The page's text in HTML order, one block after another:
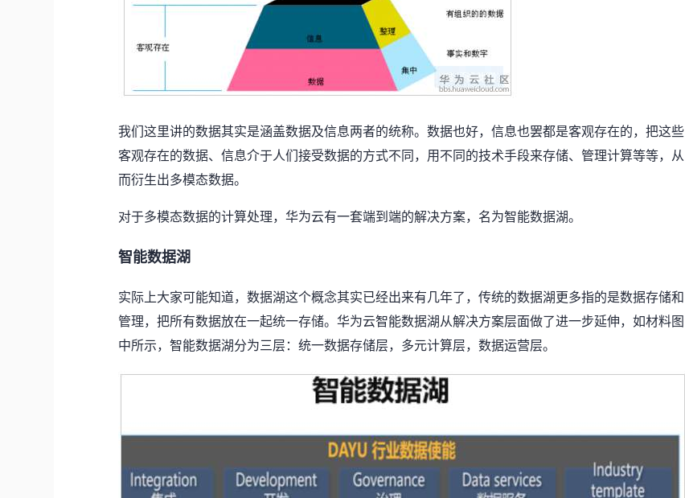
我们这里讲的数据其实是涵盖数据及信息两者的统称。数据也好，信息也罢都是客观存在的，把这些
客观存在的数据、信息介于人们接受数据的方式不同，用不同的技术手段来存储、管理计算等等，从
而衍生出多模态数据。
对于多模态数据的计算处理，华为云有一套端到端的解决方案，名为智能数据湖。
智能数据湖
实际上大家可能知道，数据湖这个概念其实已经出来有几年了，传统的数据湖更多指的是数据存储和
管理，把所有数据放在一起统一存储。华为云智能数据湖从解决方案层面做了进一步延伸，如材料图
中所示，智能数据湖分为三层：统一数据存储层，多元计算层，数据运营层。